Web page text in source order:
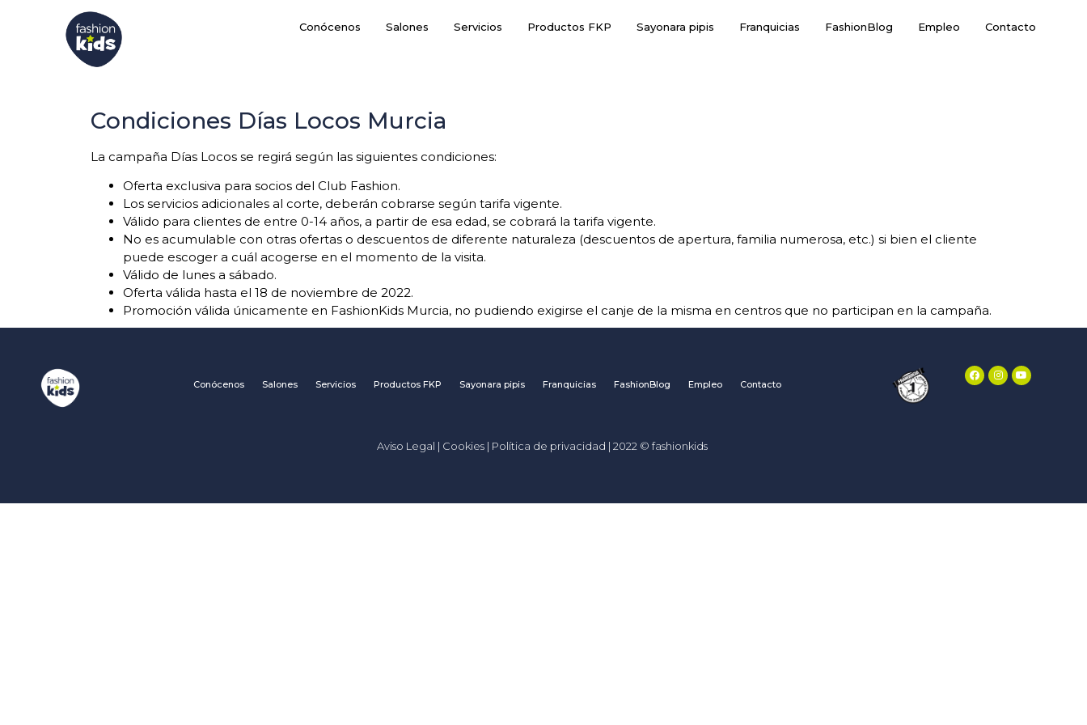
Conócenos Salones Servicios Productos FKP Sayonara pipis Franquicias FashionBlog Empleo Contacto
Condiciones Días Locos Murcia
La campaña Días Locos se regirá según las siguientes condiciones:
Oferta exclusiva para socios del Club Fashion.
Los servicios adicionales al corte, deberán cobrarse según tarifa vigente.
Válido para clientes de entre 0-14 años, a partir de esa edad, se cobrará la tarifa vigente.
No es acumulable con otras ofertas o descuentos de diferente naturaleza (descuentos de apertura, familia numerosa, etc.) si bien el cliente
puede escoger a cuál acogerse en el momento de la visita.
Válido de lunes a sábado.
Oferta válida hasta el 18 de noviembre de 2022.
Promoción válida únicamente en FashionKids Murcia, no pudiendo exigirse el canje de la misma en centros que no participan en la campaña.
Conócenos Salones Servicios Productos FKP Sayonara pipis Franquicias FashionBlog Empleo Contacto
Aviso Legal | Cookies | Política de privacidad | 2022 © fashionkids